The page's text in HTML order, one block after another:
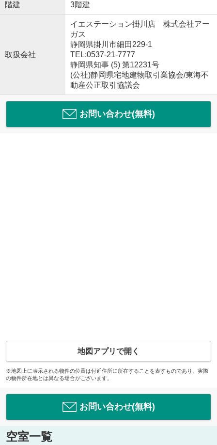
階建 3階建
取扱会社
イエステーション掛川店 株式会社アー
ガス
静岡県掛川市細田229-1
TEL:0537-21-7777
静岡県知事 (5) 第12231号
(公社)静岡県宅地建物取引業協会/東海不
動産公正取引協議会
お問い合わせ(無料)
地図アプリで開く
※地図上に表示される物件の位置は付近住所に所在することを表すものであり、実際
の物件所在地とは異なる場合がございます。
お問い合わせ(無料)
空室一覧